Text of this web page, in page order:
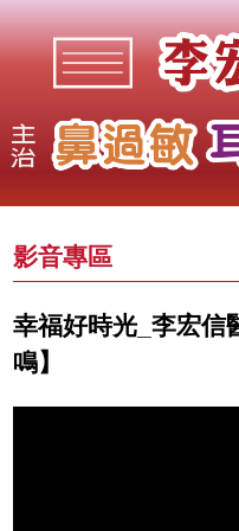
影音專區
幸福好時光_李宏信
鳴】